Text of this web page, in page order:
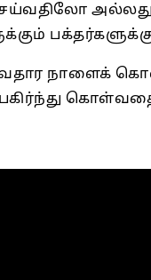
அவதார